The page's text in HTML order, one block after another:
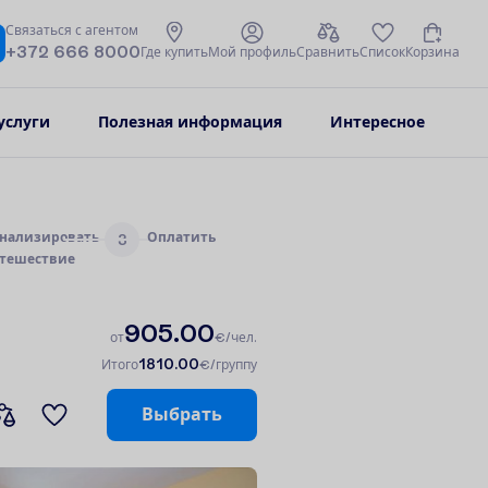
Связаться с агентом
+372 666 8000 Где купитьМой профильСравнитьСписокКорзина
Полезная информация Интересное
ализировать
ешествие
3 Оплатить
от905.00€/чел.
Итого1810.00€/группу
Выбрать